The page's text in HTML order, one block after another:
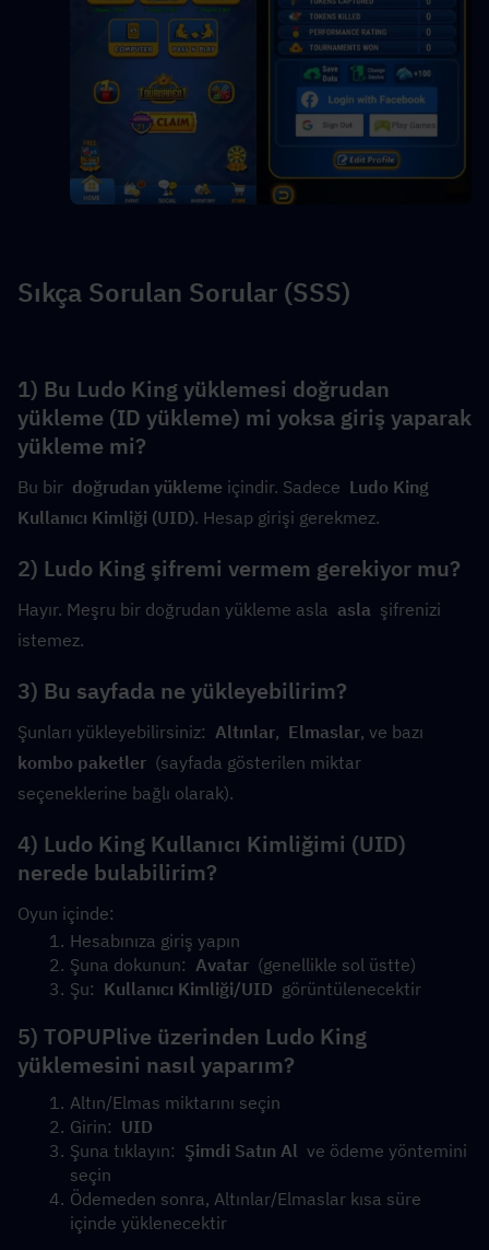
Sıkça Sorulan Sorular (SSS)
1) Bu Ludo King yüklemesi doğrudan
yükleme (ID yükleme) mi yoksa giriş yaparak
yükleme mi?
Bu bir doğrudan yükleme içindir. Sadece Ludo King
Kullanıcı Kimliği (UID). Hesap girişi gerekmez.
2) Ludo King şifremi vermem gerekiyor mu?
Hayır. Meşru bir doğrudan yükleme asla asla
  şifrenizi
istemez.
3) Bu sayfada ne yükleyebilirim?
Şunları yükleyebilirsiniz: Altınlar, Elmaslar
kombo paketler
  (sayfada gösterilen miktar
seçeneklerine bağlı olarak).
4) Ludo King Kullanıcı Kimliğimi (UID)
nerede bulabilirim?
Oyun içinde:
Hesabınıza giriş yapın
Şuna dokunun: Avatar
  (genellikle sol üstte)
Şu: Kullanıcı Kimliği/UID
  görüntülenecektir
5) TOPUPlive üzerinden Ludo King
yüklemesini nasıl yaparım?
Altın/Elmas miktarını seçin
Girin: UID
Şuna tıklayın: Şimdi Satın Al
  ve ödeme yöntemini
seçin
Ödemeden sonra, Altınlar/Elmaslar kısa süre
içinde yüklenecektir